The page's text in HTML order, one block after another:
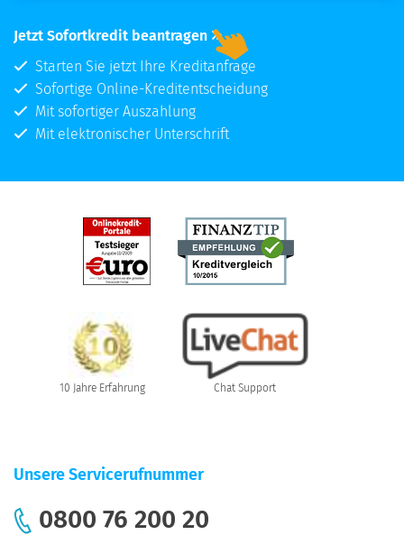
Jetzt Sofortkredit beantragen
Starten Sie jetzt Ihre Kreditanfrage
Sofortige Online-Kreditentscheidung
Mit sofortiger Auszahlung
Mit elektronischer Unterschrift
10 Jahre Erfahrung Chat Support
Unsere Servicerufnummer
0800 76 200 20